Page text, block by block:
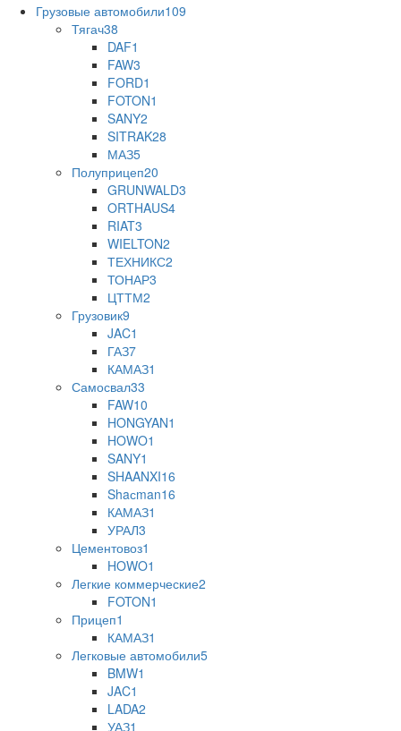
Грузовые автомобили109
Тягач38
DAF1
FAW3
FORD1
FOTON1
SANY2
SITRAK28
МАЗ5
Полуприцеп20
GRUNWALD3
ORTHAUS4
RIAT3
WIELTON2
ТЕХНИКС2
ТОНАР3
ЦТТМ2
Грузовик9
JAC1
ГАЗ7
КАМАЗ1
Самосвал33
FAW10
HONGYAN1
HOWO1
SANY1
SHAANXI16
Shaсman16
КАМАЗ1
УРАЛ3
Цементовоз1
HOWO1
Легкие коммерческие2
FOTON1
Прицеп1
КАМАЗ1
Легковые автомобили5
BMW1
JAC1
LADA2
УАЗ1